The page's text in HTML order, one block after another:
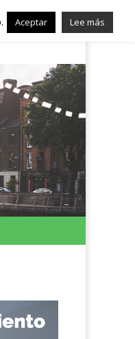
en
Aceptar Lee más